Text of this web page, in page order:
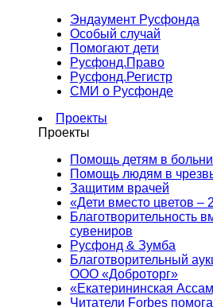
Эндаумент Русфонда
Особый случай
Помогают дети
Русфонд.Право
Русфонд.Регистр
СМИ о Русфонде
Проекты
Проекты
Помощь детям в
Помощь людям в
Защитим врачей
«Дети вместо цветов –
Благотворительность
сувениров
Русфонд & Зумба
Благотворительный
ООО «Доброторг»
«Екатерининская
Читатели Forbes